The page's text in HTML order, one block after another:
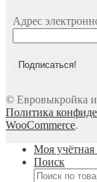
Адрес
© Евровыкройка
Политика
WooCommerce.
Моя учётная
Поиск
Искать: